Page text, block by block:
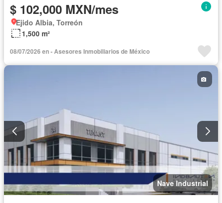
$ 102,000 MXN/mes
Ejido Albia, Torreón
1,500 m²
08/07/2026 en - Asesores Inmobiliarios de México
Nave Industrial